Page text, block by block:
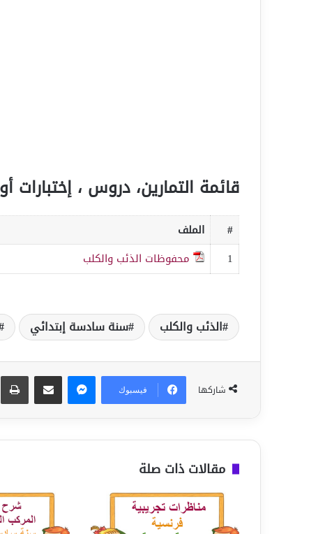
قائمة التمارين، دروس ، إختبارات
# الملف
1
محفوظات الذئب والكلب
الذئب والكلب سنة سادسة إبتدائي
شاركها فيسبوك
مقالات ذات صلة